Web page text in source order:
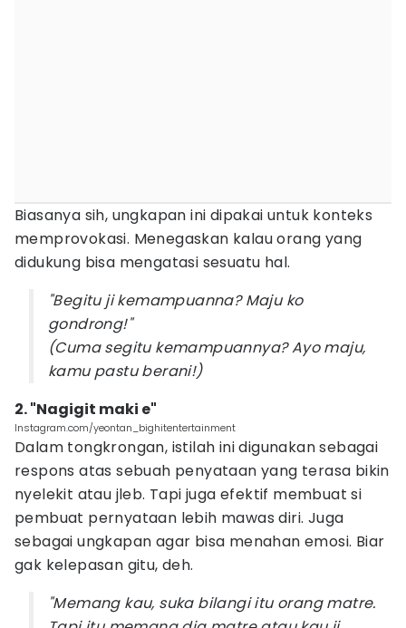
Biasanya sih, ungkapan ini dipakai untuk konteks
memprovokasi. Menegaskan kalau orang yang
didukung bisa mengatasi sesuatu hal.
"Begitu ji kemampuanna? Maju ko
gondrong!"
(Cuma segitu kemampuannya? Ayo maju,
kamu pastu berani!)
2. "Nagigit maki e"
Instagram.com/yeontan_bighitentertainment
Dalam tongkrongan, istilah ini digunakan sebagai
respons atas sebuah penyataan yang terasa bikin
nyelekit atau jleb. Tapi juga efektif membuat si
pembuat pernyataan lebih mawas diri. Juga
sebagai ungkapan agar bisa menahan emosi. Biar
gak kelepasan gitu, deh.
"Memang kau, suka bilangi itu orang matre.